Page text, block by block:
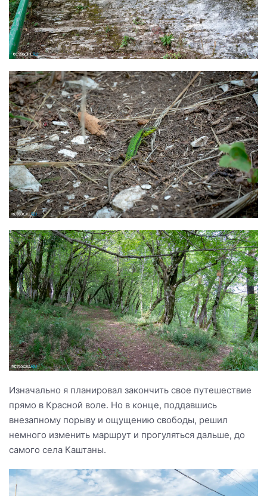
Изначально я планировал закончить свое путешествие
прямо в Красной воле. Но в конце, поддавшись
внезапному порыву и ощущению свободы, решил
немного изменить маршрут и прогуляться дальше, до
самого села Каштаны.